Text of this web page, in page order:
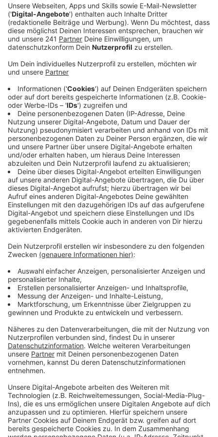
Veröffentlicht:Freitag, 16.12.2022 16:04
Anzeige
Grund dafür seien unter anderem die frostigen
derzeit aber, dass die Hausärzte viele Patienten nicht
richtig behandeln können und zwar, weil viele
Medikamente fehlen. Dabei geht es vor allem um
verschiedene Antibiotika, Fiebersäfte oder Blutdruck-
Mittel. Inzwischen könne man viele Patienten nur mit
Schmerzmitteln vertrösten, eine Ursachen-Therapie
funktioniere kaum mehr, so der Sprecher.Die
Bundesregierung will als Reaktion auf die
Lieferengpässe bei Medikamenten künftig das
Vergaberecht ändern. Ziel ist laut
Gesundheitsministerium, Lieferketten breiter
anzulegen, damit die Abhängigkeit von einzelnen
Herstellern abnimmt.
Anzeige
Weitere Meldungen aus Leverkusen
Anzeige
Leverkusener Jugendamt arbeitet am Limit
Nahverkehr Rheinland zieht Bilanz - und richtet sich
neu aus
Weder Aufzug noch Heizung - frieren im Leverkusener
Hochhaus
Anzeige